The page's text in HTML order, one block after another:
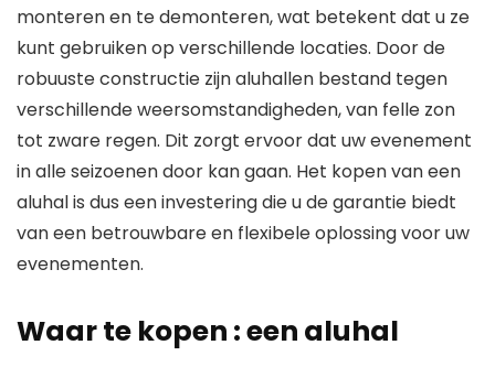
monteren en te demonteren, wat betekent dat u ze
kunt gebruiken op verschillende locaties. Door de
robuuste constructie zijn aluhallen bestand tegen
verschillende weersomstandigheden, van felle zon
tot zware regen. Dit zorgt ervoor dat uw evenement
in alle seizoenen door kan gaan. Het kopen van een
aluhal is dus een investering die u de garantie biedt
van een betrouwbare en flexibele oplossing voor uw
evenementen.
Waar te kopen : een aluhal